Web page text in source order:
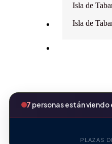
Isla de
Isla de
7 personas están
PLAZAS